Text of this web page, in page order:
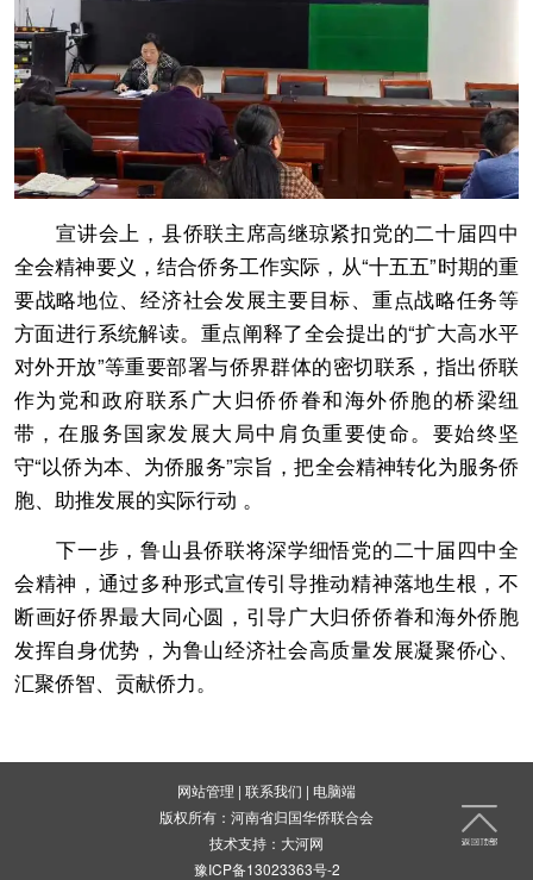
宣讲会上，县侨联主席高继琼紧扣党的二十届四中
全会精神要义，结合侨务工作实际，从“十五五”时期的重
要战略地位、经济社会发展主要目标、重点战略任务等
方面进行系统解读。重点阐释了全会提出的“扩大高水平
对外开放”等重要部署与侨界群体的密切联系，指出侨联
作为党和政府联系广大归侨侨眷和海外侨胞的桥梁纽
带，在服务国家发展大局中肩负重要使命。要始终坚
守“以侨为本、为侨服务”宗旨，把全会精神转化为服务侨
胞、助推发展的实际行动 。
下一步，鲁山县侨联将深学细悟党的二十届四中全
会精神，通过多种形式宣传引导推动精神落地生根，不
断画好侨界最大同心圆，引导广大归侨侨眷和海外侨胞
发挥自身优势，为鲁山经济社会高质量发展凝聚侨心、
汇聚侨智、贡献侨力。
网站管理 | 联系我们 | 电脑端
版权所有：河南省归国华侨联合会
技术支持： 大河网
豫ICP备13023363号-2